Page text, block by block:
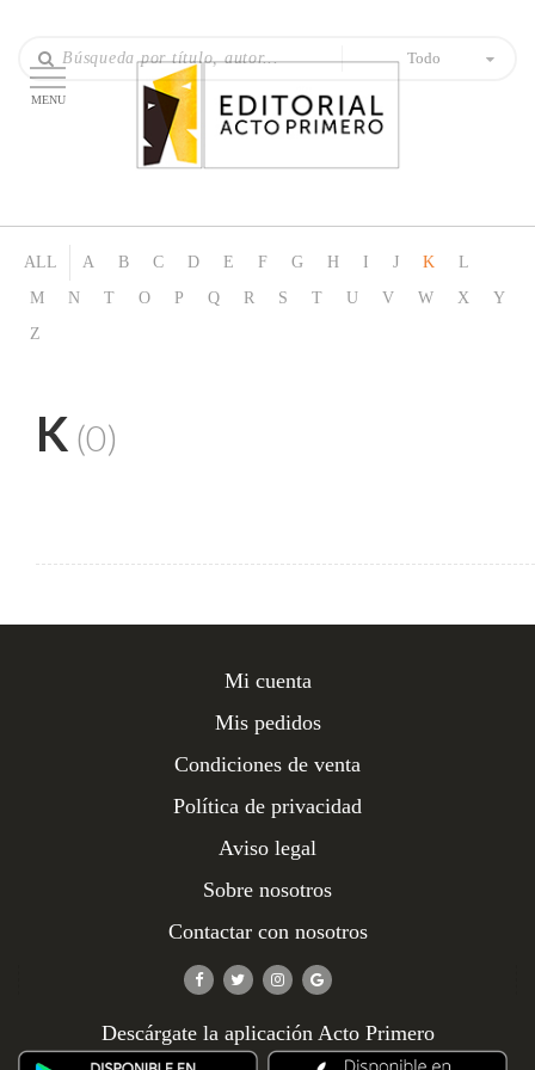
MENU
Todo
ALL A B C D E F G H I J K
L
M
N T O P Q R S T U V W X
Y
Z
K (0)
Mi cuenta
Mis pedidos
Condiciones de venta
Política de privacidad
Aviso legal
Sobre nosotros
Contactar con nosotros
Descárgate la aplicación Acto Primero